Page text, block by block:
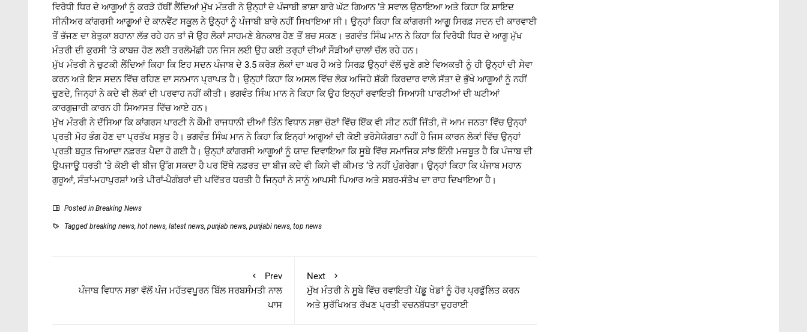
ਵਿਰੋਧੀ ਧਿਰ ਦੇ ਆਗੂਆਂ ਨੂੰ ਕਰੜੇ ਹੱਥੀਂ ਲੈਂਦਿਆਂ ਮੁੱਖ ਮੰਤਰੀ ਨੇ ਉਨ੍ਹਾਂ ਦੇ ਪੰਜਾਬੀ ਭਾਸ਼ਾ ਬਾਰੇ ਘੱਟ ਗਿਆਨ ‘ਤੇ ਸਵਾਲ ਉਠਾਇਆ ਅਤੇ ਕਿਹਾ ਕਿ ਸ਼ਾਇਦ
ਸੀਨੀਅਰ ਕਾਂਗਰਸੀ ਆਗੂਆਂ ਦੇ ਕਾਨਵੈਂਟ ਸਕੂਲ ਨੇ ਉਨ੍ਹਾਂ ਨੂੰ ਪੰਜਾਬੀ ਬਾਰੇ ਨਹੀਂ ਸਿਖਾਇਆ ਸੀ। ਉਨ੍ਹਾਂ ਕਿਹਾ ਕਿ ਕਾਂਗਰਸੀ ਆਗੂ ਸਿਰਫ਼ ਸਦਨ ਦੀ ਕਾਰਵਾਈ
ਤੋਂ ਭੱਜਣ ਦਾ ਬੇਤੁਕਾ ਬਹਾਨਾ ਲੱਭ ਰਹੇ ਹਨ ਤਾਂ ਜੋ ਉਹ ਲੋਕਾਂ ਸਾਹਮਣੇ ਬੇਨਕਾਬ ਹੋਣ ਤੋਂ ਬਚ ਸਕਣ। ਭਗਵੰਤ ਸਿੰਘ ਮਾਨ ਨੇ ਕਿਹਾ ਕਿ ਵਿਰੋਧੀ ਧਿਰ ਦੇ ਆਗੂ ਮੁੱਖ
ਮੰਤਰੀ ਦੀ ਕੁਰਸੀ ‘ਤੇ ਕਾਬਜ਼ ਹੋਣ ਲਈ ਤਰਲੋਮੱਛੀ ਹਨ ਜਿਸ ਲਈ ਉਹ ਕਈ ਤਰ੍ਹਾਂ ਦੀਆਂ ਸੌੜੀਆਂ ਚਾਲਾਂ ਚੱਲ ਰਹੇ ਹਨ।
ਮੁੱਖ ਮੰਤਰੀ ਨੇ ਚੁਟਕੀ ਲੈਂਦਿਆਂ ਕਿਹਾ ਕਿ ਇਹ ਸਦਨ ਪੰਜਾਬ ਦੇ 3.5 ਕਰੋੜ ਲੋਕਾਂ ਦਾ ਘਰ ਹੈ ਅਤੇ ਸਿਰਫ਼ ਉਨ੍ਹਾਂ ਵੱਲੋਂ ਚੁਣੇ ਗਏ ਵਿਅਕਤੀ ਨੂੰ ਹੀ ਉਨ੍ਹਾਂ ਦੀ ਸੇਵਾ
ਕਰਨ ਅਤੇ ਇਸ ਸਦਨ ਵਿੱਚ ਰਹਿਣ ਦਾ ਸਨਮਾਨ ਪ੍ਰਾਪਤ ਹੈ। ਉਨ੍ਹਾਂ ਕਿਹਾ ਕਿ ਅਸਲ ਵਿੱਚ ਲੋਕ ਅਜਿਹੇ ਸ਼ੱਕੀ ਕਿਰਦਾਰ ਵਾਲੇ ਸੱਤਾ ਦੇ ਭੁੱਖੇ ਆਗੂਆਂ ਨੂੰ ਨਹੀਂ
ਚੁਣਦੇ, ਜਿਨ੍ਹਾਂ ਨੇ ਕਦੇ ਵੀ ਲੋਕਾਂ ਦੀ ਪਰਵਾਹ ਨਹੀਂ ਕੀਤੀ। ਭਗਵੰਤ ਸਿੰਘ ਮਾਨ ਨੇ ਕਿਹਾ ਕਿ ਉਹ ਇਨ੍ਹਾਂ ਰਵਾਇਤੀ ਸਿਆਸੀ ਪਾਰਟੀਆਂ ਦੀ ਘਟੀਆਂ
ਕਾਰਗੁਜ਼ਾਰੀ ਕਾਰਨ ਹੀ ਸਿਆਸਤ ਵਿੱਚ ਆਏ ਹਨ।
ਮੁੱਖ ਮੰਤਰੀ ਨੇ ਦੱਸਿਆ ਕਿ ਕਾਂਗਰਸ ਪਾਰਟੀ ਨੇ ਕੌਮੀ ਰਾਜਧਾਨੀ ਦੀਆਂ ਤਿੰਨ ਵਿਧਾਨ ਸਭਾ ਚੋਣਾਂ ਵਿੱਚ ਇੱਕ ਵੀ ਸੀਟ ਨਹੀਂ ਜਿੱਤੀ, ਜੋ ਆਮ ਜਨਤਾ ਵਿੱਚ ਉਨ੍ਹਾਂ
ਪ੍ਰਤੀ ਮੋਹ ਭੰਗ ਹੋਣ ਦਾ ਪ੍ਰਤੱਖ ਸਬੂਤ ਹੈ। ਭਗਵੰਤ ਸਿੰਘ ਮਾਨ ਨੇ ਕਿਹਾ ਕਿ ਇਨ੍ਹਾਂ ਆਗੂਆਂ ਦੀ ਕੋਈ ਭਰੋਸੇਯੋਗਤਾ ਨਹੀਂ ਹੈ ਜਿਸ ਕਾਰਨ ਲੋਕਾਂ ਵਿੱਚ ਉਨ੍ਹਾਂ
ਪ੍ਰਤੀ ਬਹੁਤ ਜ਼ਿਆਦਾ ਨਫ਼ਰਤ ਪੈਦਾ ਹੋ ਗਈ ਹੈ। ਉਨ੍ਹਾਂ ਕਾਂਗਰਸੀ ਆਗੂਆਂ ਨੂੰ ਯਾਦ ਦਿਵਾਇਆ ਕਿ ਸੂਬੇ ਵਿੱਚ ਸਮਾਜਿਕ ਸਾਂਝ ਇੰਨੀ ਮਜ਼ਬੂਤ ਹੈ ਕਿ ਪੰਜਾਬ ਦੀ
ਉਪਜਾਊ ਧਰਤੀ ‘ਤੇ ਕੋਈ ਵੀ ਬੀਜ ਉੱਗ ਸਕਦਾ ਹੈ ਪਰ ਇੱਥੇ ਨਫ਼ਰਤ ਦਾ ਬੀਜ ਕਦੇ ਵੀ ਕਿਸੇ ਵੀ ਕੀਮਤ ‘ਤੇ ਨਹੀਂ ਪੁੰਗਰੇਗਾ। ਉਨ੍ਹਾਂ ਕਿਹਾ ਕਿ ਪੰਜਾਬ ਮਹਾਨ
ਗੁਰੂਆਂ, ਸੰਤਾਂ-ਮਹਾਪੁਰਸ਼ਾਂ ਅਤੇ ਪੀਰਾਂ-ਪੈਗੰਬਰਾਂ ਦੀ ਪਵਿੱਤਰ ਧਰਤੀ ਹੈ ਜਿਨ੍ਹਾਂ ਨੇ ਸਾਨੂੰ ਆਪਸੀ ਪਿਆਰ ਅਤੇ ਸਬਰ-ਸੰਤੋਖ ਦਾ ਰਾਹ ਦਿਖਾਇਆ ਹੈ।
Posted in Breaking News
Tagged breaking news, hot news, latest news, punjab news, punjabi news, top news
Prev
ਪੰਜਾਬ ਵਿਧਾਨ ਸਭਾ ਵੱਲੋਂ ਪੰਜ ਮਹੱਤਵਪੂਰਨ ਬਿੱਲ ਸਰਬਸੰਮਤੀ ਨਾਲ
ਪਾਸ
Next
ਮੁੱਖ ਮੰਤਰੀ ਨੇ ਸੂਬੇ ਵਿੱਚ ਰਵਾਇਤੀ ਪੇਂਡੂ ਖੇਡਾਂ ਨੂੰ ਹੋਰ ਪ੍ਰਫੁੱਲਿਤ ਕਰਨ
ਅਤੇ ਸੁਰੱਖਿਅਤ ਰੱਖਣ ਪ੍ਰਤੀ ਵਚਨਬੱਧਤਾ ਦੁਹਰਾਈ